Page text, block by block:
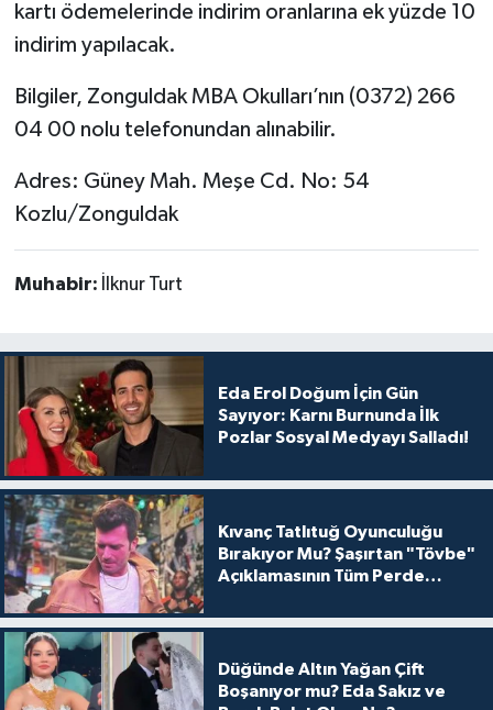
kartı ödemelerinde indirim oranlarına ek yüzde 10
indirim yapılacak.
Bilgiler, Zonguldak MBA Okulları’nın (0372) 266
04 00 nolu telefonundan alınabilir.
Adres: Güney Mah. Meşe Cd. No: 54
Kozlu/Zonguldak
Muhabir: İlknur Turt
Eda Erol Doğum İçin Gün
Sayıyor: Karnı Burnunda İlk
Pozlar Sosyal Medyayı Salladı!
Kıvanç Tatlıtuğ Oyunculuğu
Bırakıyor Mu? Şaşırtan "Tövbe"
Açıklamasının Tüm Perde
Düğünde Altın Yağan Çift
Boşanıyor mu? Eda Sakız ve